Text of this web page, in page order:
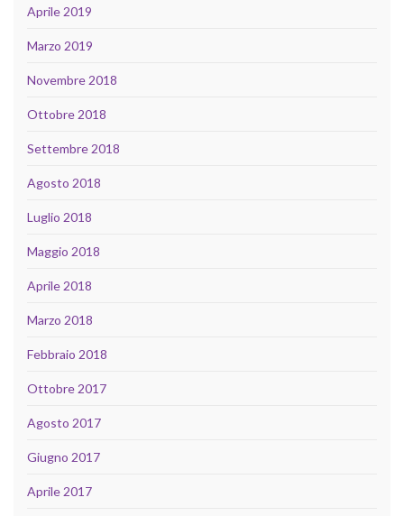
Aprile 2019
Marzo 2019
Novembre 2018
Ottobre 2018
Settembre 2018
Agosto 2018
Luglio 2018
Maggio 2018
Aprile 2018
Marzo 2018
Febbraio 2018
Ottobre 2017
Agosto 2017
Giugno 2017
Aprile 2017